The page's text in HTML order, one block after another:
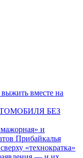
вместе на
БЕЗ
и
Прибайкалья
«технократка»